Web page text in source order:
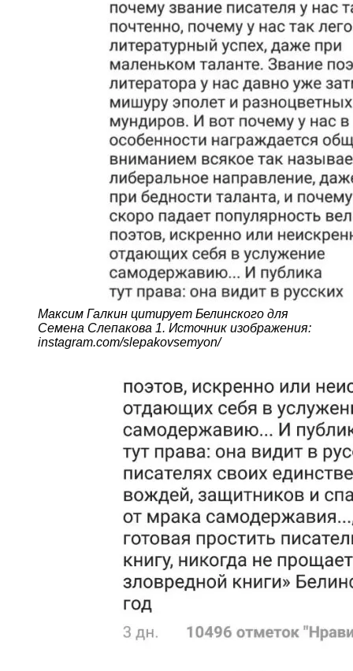
Максим Галкин цитирует Белинского для
Семена Слепакова 1. Источник изображения:
instagram.com/slepakovsemyon/